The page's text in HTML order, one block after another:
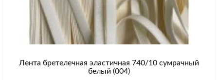
Лента бретелечная эластичная 740/10 сумрачный
белый (004)